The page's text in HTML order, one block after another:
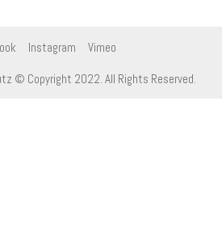
Instagram Vimeo
© Copyright 2022. All Rights Reserved.